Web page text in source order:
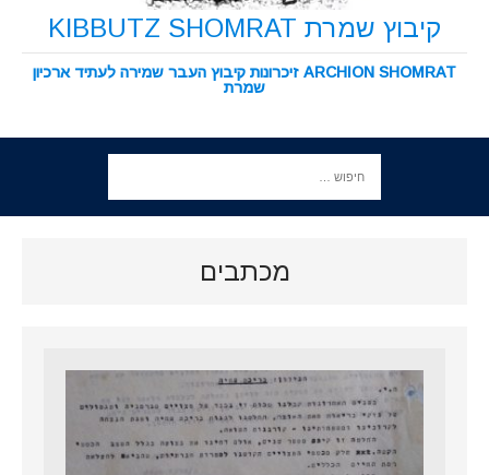
קיבוץ שמרת KIBBUTZ SHOMRAT
ARCHION SHOMRAT זיכרונות קיבוץ העבר שמירה לעתיד ארכיון
שמרת
מכתבים